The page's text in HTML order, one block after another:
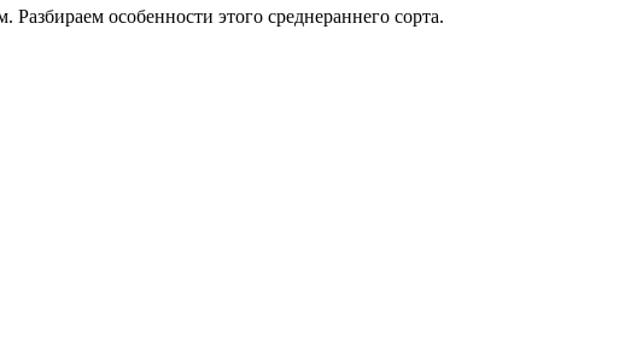
особенности этого среднераннего сорта.